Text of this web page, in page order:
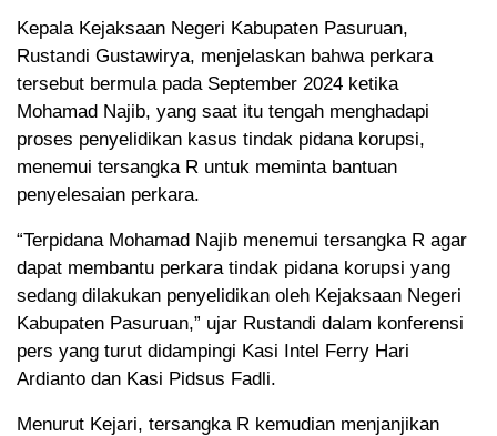
Kepala Kejaksaan Negeri Kabupaten Pasuruan,
Rustandi Gustawirya, menjelaskan bahwa perkara
tersebut bermula pada September 2024 ketika
Mohamad Najib, yang saat itu tengah menghadapi
proses penyelidikan kasus tindak pidana korupsi,
menemui tersangka R untuk meminta bantuan
penyelesaian perkara.
“Terpidana Mohamad Najib menemui tersangka R agar
dapat membantu perkara tindak pidana korupsi yang
sedang dilakukan penyelidikan oleh Kejaksaan Negeri
Kabupaten Pasuruan,” ujar Rustandi dalam konferensi
pers yang turut didampingi Kasi Intel Ferry Hari
Ardianto dan Kasi Pidsus Fadli.
Menurut Kejari, tersangka R kemudian menjanjikan